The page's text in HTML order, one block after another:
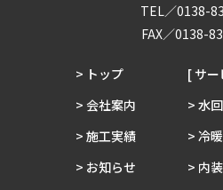
TEL／0138-
FAX／0138-
> トップ
> 会社案内
> 施工実績
> お知らせ
[ サ
> 水
> 冷
> 内